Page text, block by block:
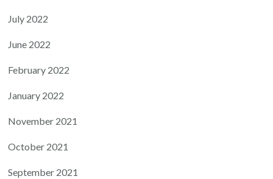
July 2022
June 2022
February 2022
January 2022
November 2021
October 2021
September 2021